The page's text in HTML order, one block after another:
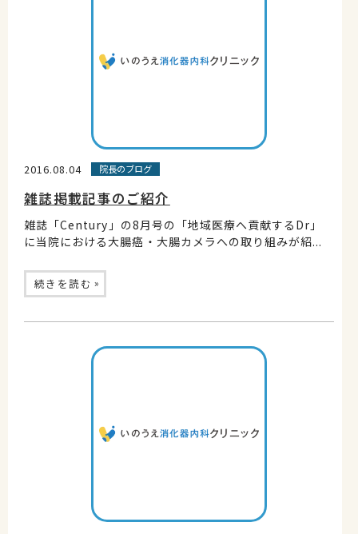
2016.08.04 院長のブログ
雑誌掲載記事のご紹介
雑誌「Century」の8月号の「地域医療へ貢献するDr」
に当院における大腸癌・大腸カメラへの取り組みが紹...
続きを読む »